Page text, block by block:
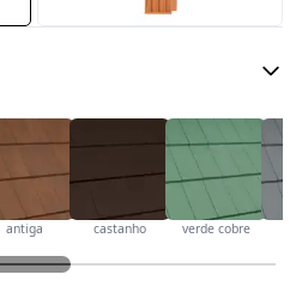
antiga castanho verde cobre